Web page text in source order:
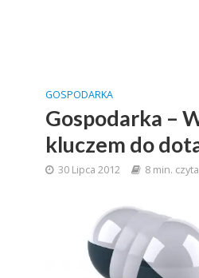
GOSPODARKA
Gospodarka –
kluczem do
30 Lipca 2012 8 min.